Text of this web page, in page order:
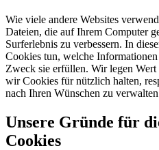
Wie viele andere Websites
Dateien, die auf Ihrem Computer
Surferlebnis zu verbessern. In
Cookies tun, welche
Zweck sie erfüllen. Wir legen
wir Cookies für nützlich halten,
nach Ihren Wünschen zu
Unsere Gründe für
Cookies